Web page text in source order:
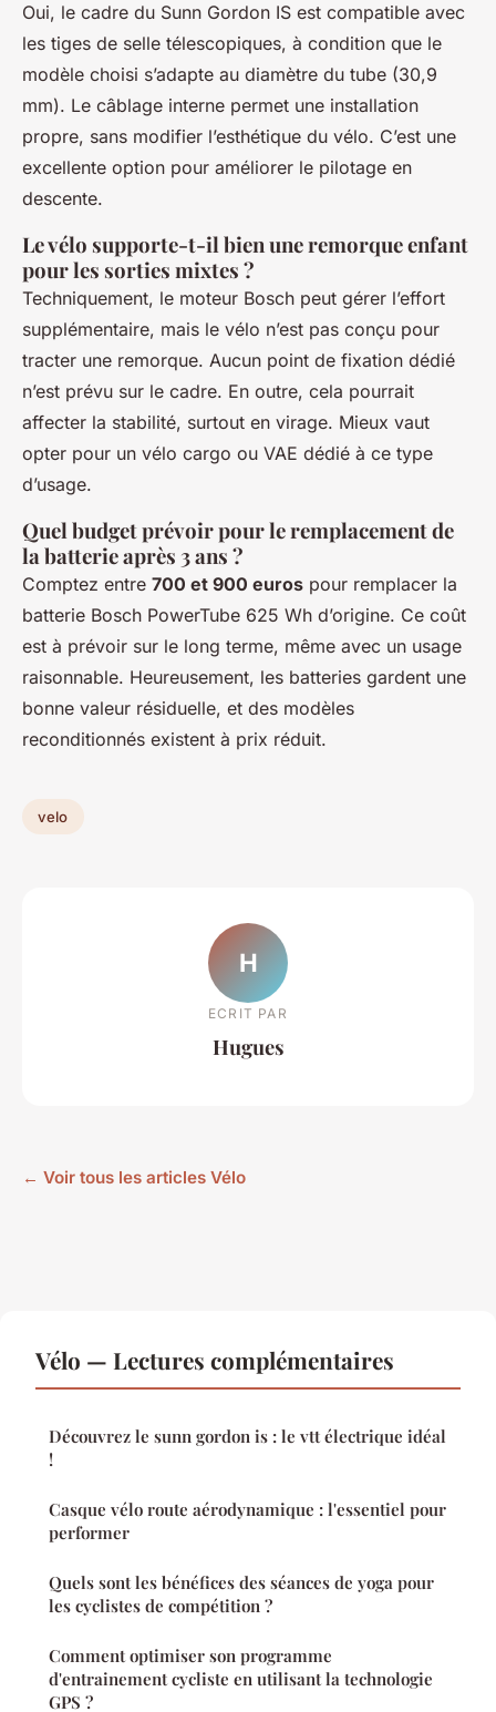
Oui, le cadre du Sunn Gordon IS est compatible avec
les tiges de selle télescopiques, à condition que le
modèle choisi s’adapte au diamètre du tube (30,9
mm). Le câblage interne permet une installation
propre, sans modifier l’esthétique du vélo. C’est une
excellente option pour améliorer le pilotage en
descente.
Le vélo supporte-t-il bien une remorque enfant
pour les sorties mixtes ?
Techniquement, le moteur Bosch peut gérer l’effort
supplémentaire, mais le vélo n’est pas conçu pour
tracter une remorque. Aucun point de fixation dédié
n’est prévu sur le cadre. En outre, cela pourrait
affecter la stabilité, surtout en virage. Mieux vaut
opter pour un vélo cargo ou VAE dédié à ce type
d’usage.
Quel budget prévoir pour le remplacement de
la batterie après 3 ans ?
Comptez entre 700 et 900 euros pour remplacer la
batterie Bosch PowerTube 625 Wh d’origine. Ce coût
est à prévoir sur le long terme, même avec un usage
raisonnable. Heureusement, les batteries gardent une
bonne valeur résiduelle, et des modèles
reconditionnés existent à prix réduit.
velo
H
ECRIT PAR
Hugues
← Voir tous les articles Vélo
Vélo — Lectures complémentaires
Découvrez le sunn gordon is : le vtt électrique idéal
!
Casque vélo route aérodynamique : l'essentiel pour
performer
Quels sont les bénéfices des séances de yoga pour
les cyclistes de compétition ?
Comment optimiser son programme
d'entrainement cycliste en utilisant la technologie
GPS ?